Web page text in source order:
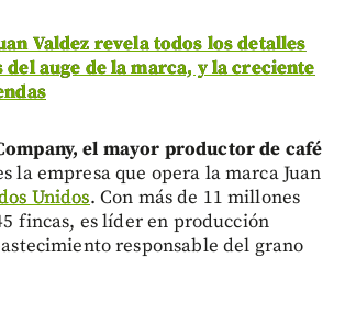
Valdez revela todos los detalles
del auge de la marca, y la creciente
el mayor productor de café
la empresa que opera la marca Juan
Unidos. Con más de 11 millones
fincas, es líder en producción
responsable del grano